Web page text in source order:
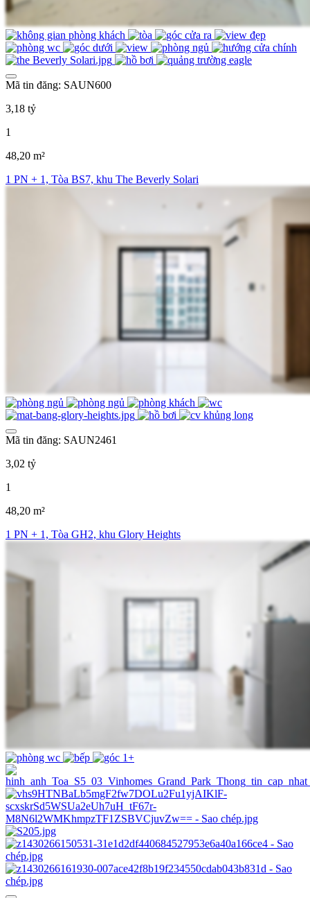
Mã tin đăng: SAUN600
3,18 tỷ
1
48,20 m²
1 PN + 1, Tòa BS7, khu The Beverly Solari
Mã tin đăng: SAUN2461
3,02 tỷ
1
48,20 m²
1 PN + 1, Tòa GH2, khu Glory Heights